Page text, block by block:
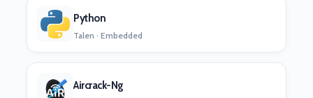
Python
Talen · Embedded
Aircrack-Ng